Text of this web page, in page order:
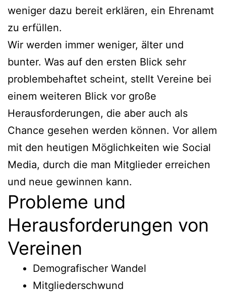
weniger dazu bereit erklären, ein Ehrenamt
zu erfüllen.
Wir werden immer weniger, älter und
bunter. Was auf den ersten Blick sehr
problembehaftet scheint, stellt Vereine bei
einem weiteren Blick vor große
Herausforderungen, die aber auch als
Chance gesehen werden können. Vor allem
mit den heutigen Möglichkeiten wie Social
Media, durch die man Mitglieder erreichen
und neue gewinnen kann.
Probleme und
Herausforderungen von
Vereinen
Demografischer Wandel
Mitgliederschwund